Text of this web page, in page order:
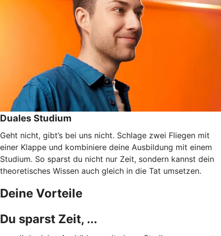
Duales Studium
Geht nicht, gibt’s bei uns nicht. Schlage zwei Fliegen mit
einer Klappe und kombiniere deine Ausbildung mit einem
Studium. So sparst du nicht nur Zeit, sondern kannst dein
theoretisches Wissen auch gleich in die Tat umsetzen.
Deine Vorteile
Du sparst Zeit, ...